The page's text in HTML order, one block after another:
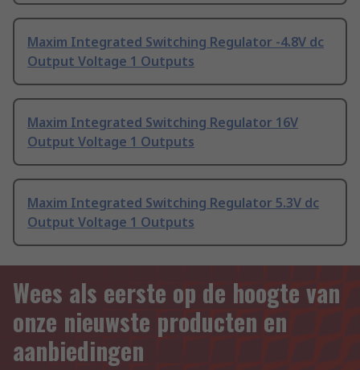
Maxim Integrated Switching Regulator -4.8V dc
Output Voltage 1 Outputs
Maxim Integrated Switching Regulator 16V
Output Voltage 1 Outputs
Maxim Integrated Switching Regulator 5.3V dc
Output Voltage 1 Outputs
Wees als eerste op de hoogte van
onze nieuwste producten en
aanbiedingen